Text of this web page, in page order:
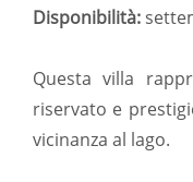
Disponibilità:
Questa villa
riservato e
vicinanza al lago.